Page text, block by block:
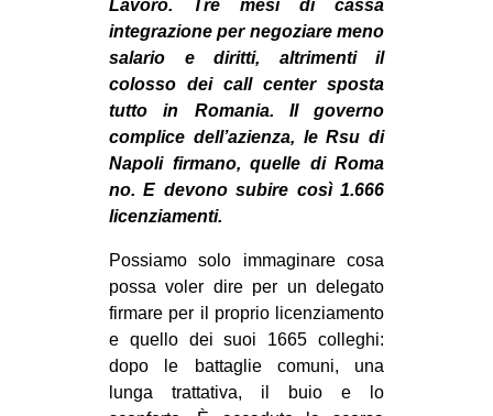
AMBIENTE
ANTIFASCISMO
DIRITTO ALL’ABITARE
GENERI
MIGRAZIONI
PRECARIATO
STUDENTI
CULTURE
ARTE
CINEMA
Lavoro. Tre mesi di cassa
integrazione per negoziare meno
salario e diritti, altrimenti il
colosso dei call center sposta
tutto in Romania. Il governo
complice dell’azienza, le Rsu di
Napoli firmano, quelle di Roma
no. E devono subire così 1.666
licenziamenti.
Possiamo solo immaginare cosa
possa voler dire per un delegato
firmare per il proprio licenziamento
e quello dei suoi 1665 colleghi:
dopo le battaglie comuni, una
lunga trattativa, il buio e lo